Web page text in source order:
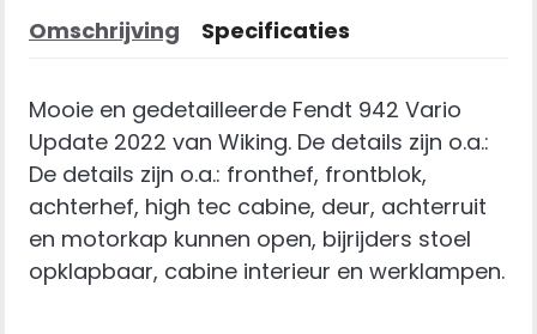
Omschrijving Specificaties
Mooie en gedetailleerde Fendt 942 Vario
Update 2022 van Wiking. De details zijn o.a.:
De details zijn o.a.: fronthef, frontblok,
achterhef, high tec cabine, deur, achterruit
en motorkap kunnen open, bijrijders stoel
opklapbaar, cabine interieur en werklampen.